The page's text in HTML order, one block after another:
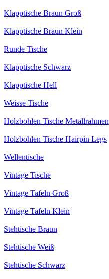
Klapptische Braun Groß
Klapptische Braun Klein
Runde Tische
Klapptische Schwarz
Klapptische Hell
Weisse Tische
Holzbohlen Tische Metallrahmen
Holzbohlen Tische Hairpin Legs
Wellentische
Vintage Tische
Vintage Tafeln Groß
Vintage Tafeln Klein
Stehtische Braun
Stehtische Weiß
Stehtische Schwarz